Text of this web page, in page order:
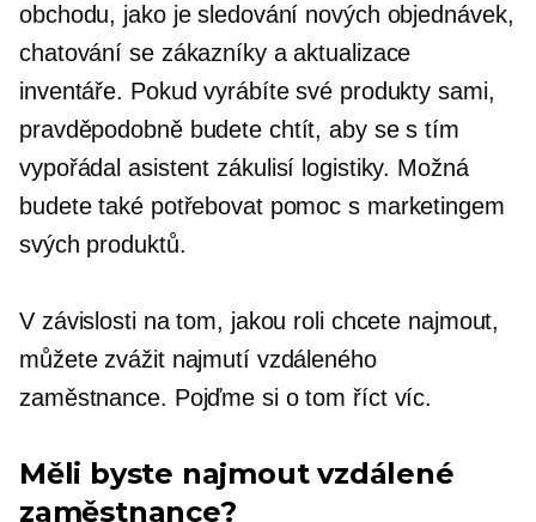
obchodu, jako je sledování nových objednávek,
chatování se zákazníky a aktualizace
inventáře. Pokud vyrábíte své produkty sami,
pravděpodobně budete chtít, aby se s tím
vypořádal asistent zákulisí logistiky. Možná
budete také potřebovat pomoc s marketingem
svých produktů.
V závislosti na tom, jakou roli chcete najmout,
můžete zvážit najmutí vzdáleného
zaměstnance. Pojďme si o tom říct víc.
Měli byste najmout vzdálené
zaměstnance?